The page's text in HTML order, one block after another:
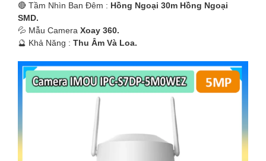
🔴 Tầm Nhìn Ban Đêm : Hồng Ngoại 30m Hồng Ngoại
SMD.
💦 Mẫu Camera Xoay 360.
️🔮 Khả Năng : Thu Âm Và Loa.